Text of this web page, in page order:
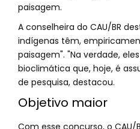
paisagem.
A conselheira do CAU/BR
indígenas têm,
paisagem". "Na verdade,
bioclimática que, hoje, é
de pesquisa, destacou.
Objetivo maior
Com esse concurso, o